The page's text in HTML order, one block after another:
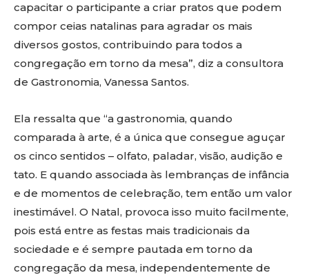
capacitar o participante a criar pratos que podem
compor ceias natalinas para agradar os mais
diversos gostos, contribuindo para todos a
congregação em torno da mesa”, diz a consultora
de Gastronomia, Vanessa Santos.
Ela ressalta que “a gastronomia, quando
comparada à arte, é a única que consegue aguçar
os cinco sentidos – olfato, paladar, visão, audição e
tato. E quando associada às lembranças de infância
e de momentos de celebração, tem então um valor
inestimável. O Natal, provoca isso muito facilmente,
pois está entre as festas mais tradicionais da
sociedade e é sempre pautada em torno da
congregação da mesa, independentemente de